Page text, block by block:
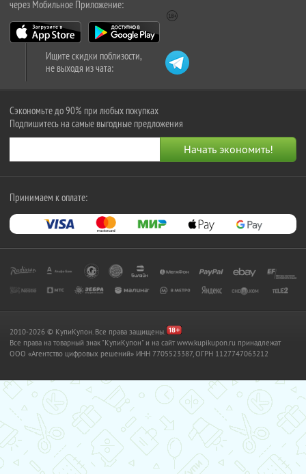
через Мобильное Приложение:
Ищите скидки поблизости,
не выходя из чата:
Сэкономьте до 90% при любых покупках
Подпишитесь на самые выгодные предложения
Принимаем к оплате:
2010-2026 © КупиКупон. Все права защищены.
Все права на товарный знак "КупиКупон" и на сайт www.kupikupon.ru принадлежат
OOO «Агентство цифровых решений» ИНН 7705523387, ОГРН 1127747063212